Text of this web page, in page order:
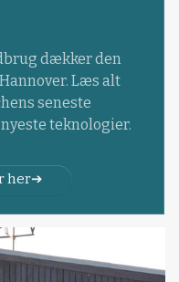
dækker den
Læs alt
seneste
teknologier.
her